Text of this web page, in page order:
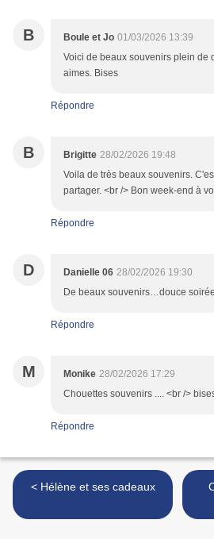
B Boule et Jo 01/03/2026 13:39
Voici de beaux souvenirs plein de
aimes. Bises
Répondre
B Brigitte 28/02/2026 19:48
Voila de très beaux souvenirs.
partager. <br /> Bon week-end à
Répondre
D Danielle 06 28/02/2026 19:30
De beaux souvenirs…douce
Répondre
M Monike 28/02/2026 17:29
Chouettes souvenirs .... <br />
Répondre
< Hélène et ses cadeaux